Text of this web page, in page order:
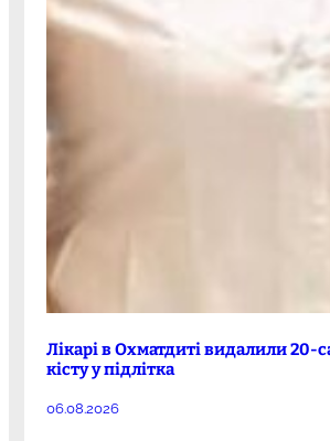
Лікарі в Охматдиті видалили 20-
кісту у підлітка
06.08.2026